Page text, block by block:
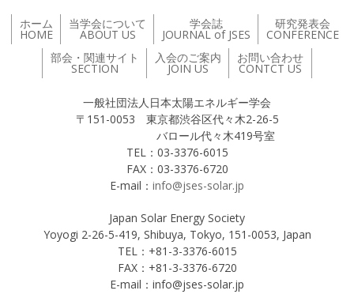
ホーム
HOME
当学会について
ABOUT US
学会誌
JOURNAL of JSES
研究発表会
CONFERENCE
部会・関連サイト
SECTION
入会のご案内
JOIN US
お問い合わせ
CONTCT US
一般社団法人日本太陽エネルギー学会
〒151-0053 東京都渋谷区代々木2-26-5
バロール代々木419号室
TEL：03-3376-6015
FAX：03-3376-6720
E-mail： info@jses-solar.jp
Japan Solar Energy Society
Yoyogi 2-26-5-419, Shibuya, Tokyo, 151-0053, Japan
TEL：+81-3-3376-6015
FAX：+81-3-3376-6720
E-mail：info@jses-solar.jp